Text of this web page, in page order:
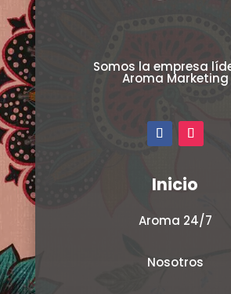
Somos la empresa
Aroma Marketing
Inicio
Aroma 24/7
Nosotros